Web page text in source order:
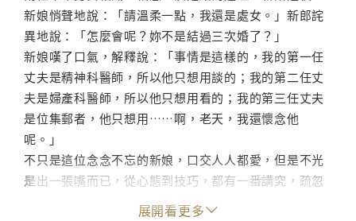
新娘悄聲地說：「請溫柔一點，我還是處女。」新郎詫
異地說：「怎麼會呢？妳不是結過三次婚了？」
新娘嘆了口氣，解釋說：「事情是這樣的，我的第一任
丈夫是精神科醫師，所以他只想用談的；我的第二任丈
夫是婦產科醫師，所以他只想用看的；我的第三任丈夫
是位集郵者，他只想用……啊，老天，我還懷念他
呢。」
不只是這位念念不忘的新娘，口交人人都愛，但是不光
是出一張嘴而已，從心態到技巧，都有一番講究，疏忽
不得的。本書針對「快火」男性與「文火」女性，分別
展開看更多